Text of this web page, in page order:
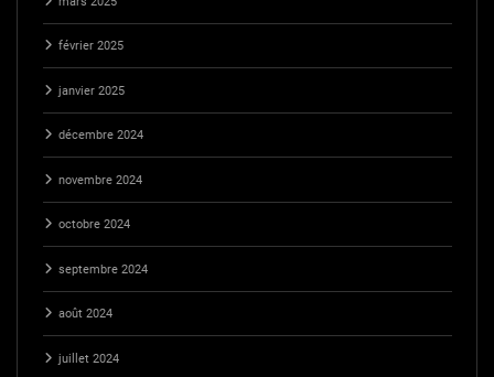
février 2025
janvier 2025
décembre 2024
novembre 2024
octobre 2024
septembre 2024
août 2024
juillet 2024